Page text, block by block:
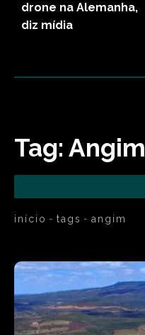
drone na Alemanha,
diz mídia
Tag: Angim
início tags angim